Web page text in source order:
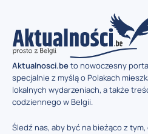
Aktualnosci.beto nowoczesny
specjalnie z myślą o Polakach
lokalnych wydarzeniach, a także
codziennego w Belgii.
Śledź nas, aby być na bieżąco z